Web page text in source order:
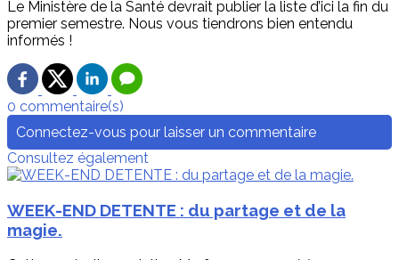
Le Ministère de la Santé devrait publier la liste d’ici la fin du
premier semestre. Nous vous tiendrons bien entendu
informés !
0 commentaire(s)
Connectez-vous pour laisser un commentaire
Consultez également
WEEK-END DETENTE : du partage et de la
magie.